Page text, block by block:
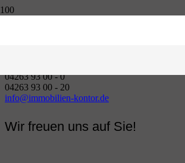
04263 93 00 - 0
04263 93 00 - 20
info@immobilien-kontor.de
Wir freuen uns auf Sie!